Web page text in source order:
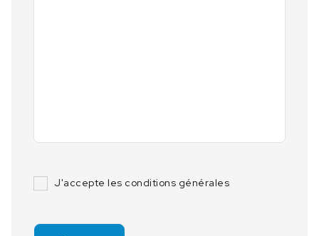
J'accepte les conditions générales